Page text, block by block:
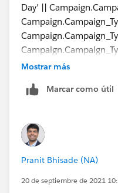
Day' ||
CFCR_Meeting_Set__c
CFCR_Meeting_Set__c
'LeadOrContactId'
Mostrar más
Marcar como útil
Pranit Bhisade (NA)
20 de septiembre de 2021